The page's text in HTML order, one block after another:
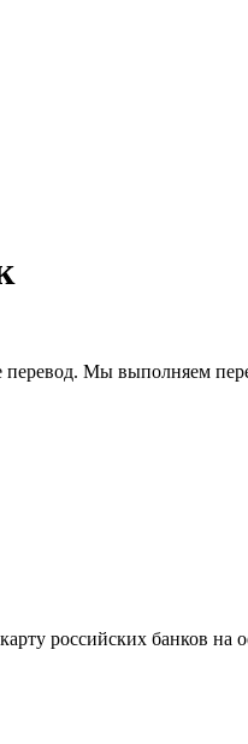
перевод. Мы выполняем
российских банков